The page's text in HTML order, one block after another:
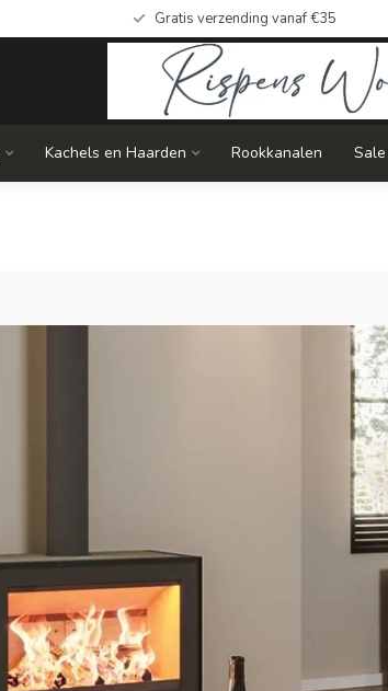
Gratis verzending vanaf €35
Kachels en Haarden Rookkanalen Sale